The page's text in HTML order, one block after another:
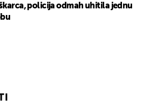
policija odmah uhitila jednu